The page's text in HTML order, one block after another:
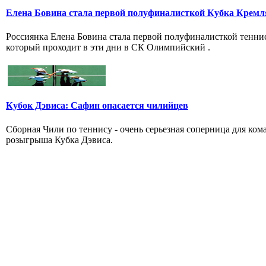
Елена Бовина стала первой полуфиналисткой Кубка
Россиянка Елена Бовина стала первой полуфиналисткой
который проходит в эти дни в СК Олимпийский .
Кубок Дэвиса: Сафин опасается чилийцев
Сборная Чили по теннису - очень серьезная соперница для
розыгрыша Кубка Дэвиса.